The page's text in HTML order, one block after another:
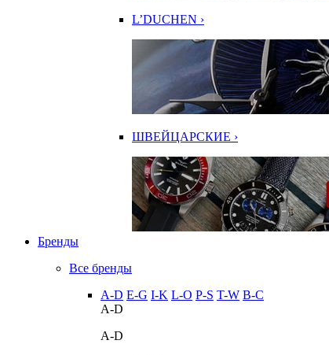
L’DUCHEN ›
ШВЕЙЦАРСКИЕ ›
Бренды
Все бренды
A-D E-G I-K L-O P-S T-W В-С
A-D
A-D